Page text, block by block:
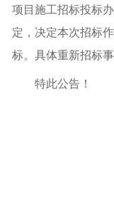
项目施工招标投标
定，决定本次招标
标。具体重新招标事
特此公告！